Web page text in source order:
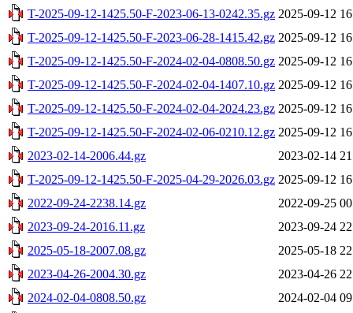
T-2025-09-12-1425.50-F-2023-06-13-0242.35.gz 2025-09-12
T-2025-09-12-1425.50-F-2023-06-28-1415.42.gz 2025-09-12
T-2025-09-12-1425.50-F-2024-02-04-0808.50.gz 2025-09-12
T-2025-09-12-1425.50-F-2024-02-04-1407.10.gz 2025-09-12
T-2025-09-12-1425.50-F-2024-02-04-2024.23.gz 2025-09-12
T-2025-09-12-1425.50-F-2024-02-06-0210.12.gz 2025-09-12
2023-02-14-2006.44.gz
2023-02-14
T-2025-09-12-1425.50-F-2025-04-29-2026.03.gz 2025-09-12
2022-09-24-2238.14.gz
2022-09-25
2023-09-24-2016.11.gz
2023-09-24
2025-05-18-2007.08.gz
2025-05-18
2023-04-26-2004.30.gz
2023-04-26
2024-02-04-0808.50.gz
2024-02-04